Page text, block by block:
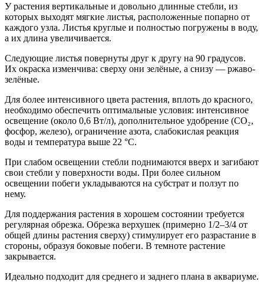
У растения вертикальные и довольно длинные стебли, из
которых выходят мягкие листья, расположенные попарно от
каждого узла. Листья круглые и полностью погружены в воду,
а их длина увеличивается.
Следующие листья повернуты друг к другу на 90 градусов.
Их окраска изменчива: сверху они зелёные, а снизу — ржаво-
зелёные.
Для более интенсивного цвета растения, вплоть до красного,
необходимо обеспечить оптимальные условия: интенсивное
освещение (около 0,6 Вт/л), дополнительное удобрение (CO₂,
фосфор, железо), ограничение азота, слабокислая реакция
воды и температура выше 22 °C.
При слабом освещении стебли поднимаются вверх и загибают
свои стебли у поверхности воды. При более сильном
освещении побеги укладываются на субстрат и ползут по
нему.
Для поддержания растения в хорошем состоянии требуется
регулярная обрезка. Обрезка верхушек (примерно 1/2–3/4 от
общей длины растения сверху) стимулирует его разрастание в
стороны, образуя боковые побеги. В темноте растение
закрывается.
Идеально подходит для среднего и заднего плана в аквариуме.